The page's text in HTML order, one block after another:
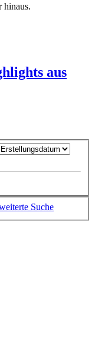
hinaus.
aus
Suche